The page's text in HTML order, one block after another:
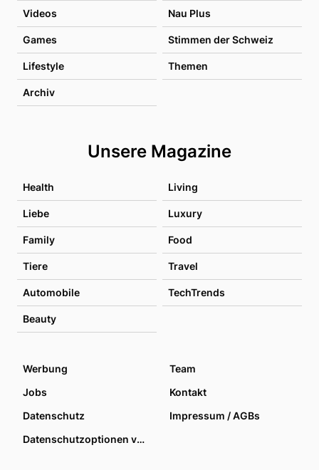
Videos Nau Plus
Games Stimmen der Schweiz
Lifestyle Themen
Archiv
Unsere Magazine
Health Living
Liebe Luxury
Family Food
Tiere Travel
Automobile TechTrends
Beauty
Werbung
Team
Jobs
Kontakt
Datenschutz
Impressum / AGBs
Datenschutzoptionen verwalten